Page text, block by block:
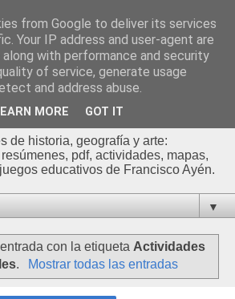
Francisco |
de Geografía,
Arte
de historia, geografía y arte:
pdf, actividades, mapas,
educativos de Francisco Ayén.
▼
con la etiqueta Actividades
. Mostrar todas las entradas
from Google to deliver its services
Your IP address and user-agent are
with performance and security
of service, generate usage
and address abuse.
MORE GOT IT